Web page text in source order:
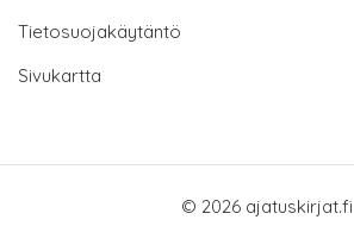
Tietosuojakäytäntö
Sivukartta
© 2026 ajatuskirjat.fi